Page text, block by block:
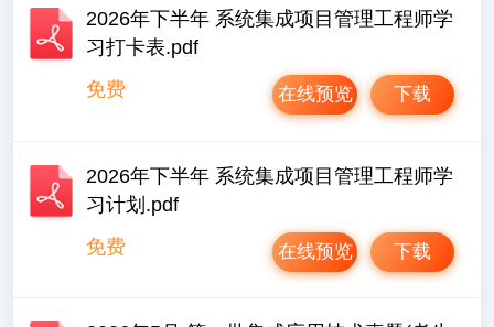
2026年下半年 系统集成项目管理工程师学
习打卡表.pdf
免费
下载
在线预览
2026年下半年 系统集成项目管理工程师学
习计划.pdf
免费
下载
在线预览